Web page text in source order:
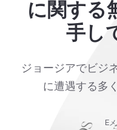
に関する
手し
ジョージアでビジ
に遭遇する多
E